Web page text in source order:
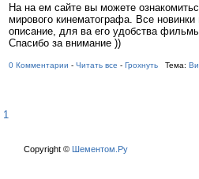
На на ем сайте вы можете
мирового кинематографа. Все
описание, для ва его удобства
Спасибо за внимание ))
0 Комментарии - Читать все - Грохнуть Тема:
1
Copyright © Шементом.Ру